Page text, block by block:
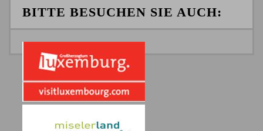
BITTE BESUCHEN SIE AUCH: